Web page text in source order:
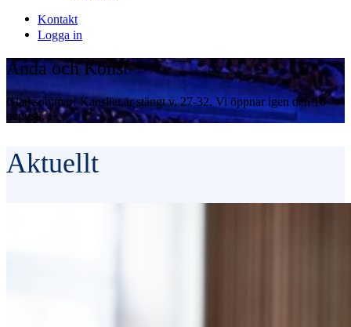
Kontakt
Logga in
Anda och Konst
Glad sommar! Kansliet är stängt v. 27-32. Vi öppnar igen den 10
augusti.
Aktuellt